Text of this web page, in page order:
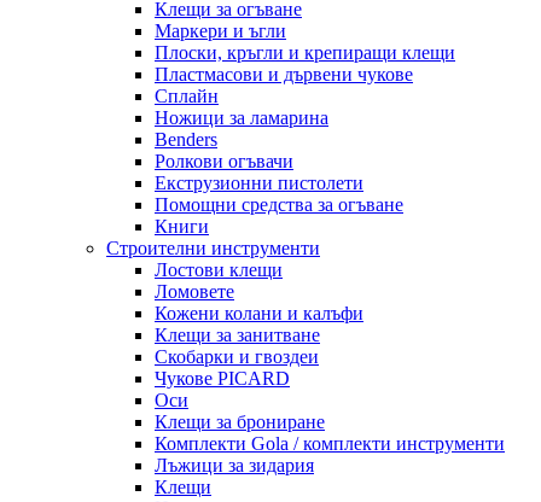
Клещи за огъване
Маркери и ъгли
Плоски, кръгли и крепиращи клещи
Пластмасови и дървени чукове
Сплайн
Ножици за ламарина
Benders
Ролкови огъвачи
Екструзионни пистолети
Помощни средства за огъване
Книги
Строителни инструменти
Лостови клещи
Ломовете
Кожени колани и калъфи
Клещи за занитване
Скобарки и гвоздеи
Чукове PICARD
Оси
Клещи за брониране
Комплекти Gola / комплекти инструменти
Лъжици за зидария
Клещи